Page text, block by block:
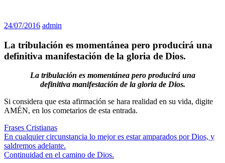
24/07/2016 admin
La tribulación es momentánea pero producirá una
definitiva manifestación de la gloria de Dios.
La tribulación es momentánea pero producirá una
definitiva manifestación de la gloria de Dios.
Si considera que esta afirmación se hara realidad en su vida, digite
AMÉN, en los cometarios de esta entrada.
Frases Cristianas
Navegación
de
Entrada
anterior:
En cualquier circunstancia lo mejor es estar amparados por Dios, y
saldremos adelante.
Siguiente
Continuidad en el camino de Dios.